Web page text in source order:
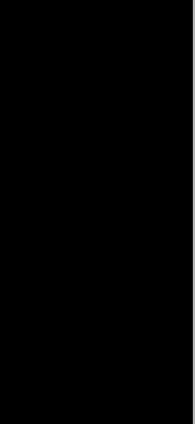
es clave para hacer
Queremos
pero
dato faltante en la ficha
sinopsis o el elenco?
del cine: contribuyan
y compartan
conocen. Sus
que hará de
del celuloide.
insignificante. ¿Algún